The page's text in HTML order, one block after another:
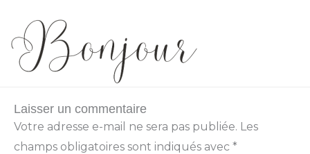
Laisser un commentaire
Votre adresse e-mail ne sera pas publiée. Les
champs obligatoires sont indiqués avec *